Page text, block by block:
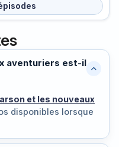
aventuriers est-il
et les nouveaux
disponibles lorsque